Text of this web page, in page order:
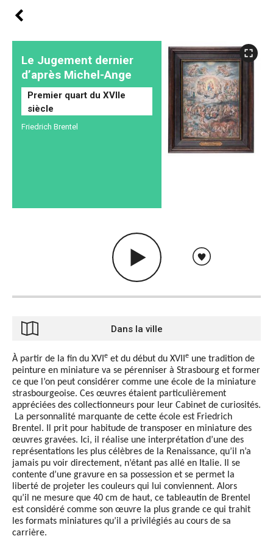
Le Jugement dernier
d’après Michel-Ange
Premier quart du XVIIe
siècle
Friedrich Brentel
Dans la ville
À partir de la fin du XVIe et du début du XVIIe une tradition de
peinture en miniature va se pérenniser à Strasbourg et former
ce que l’on peut considérer comme une école de la miniature
strasbourgeoise. Ces œuvres étaient particulièrement
appréciées des collectionneurs pour leur Cabinet de curiosités.
La personnalité marquante de cette école est Friedrich
Brentel. Il prit pour habitude de transposer en miniature des
œuvres gravées. Ici, il réalise une interprétation d’une des
représentations les plus célèbres de la Renaissance, qu’il n’a
jamais pu voir directement, n’étant pas allé en Italie. Il se
contente d’une gravure en sa possession et se permet la
liberté de projeter les couleurs qui lui conviennent. Alors
qu’il ne mesure que 40 cm de haut, ce tableautin de Brentel
est considéré comme son œuvre la plus grande ce qui trahit
les formats miniatures qu’il a privilégiés au cours de sa
carrière.